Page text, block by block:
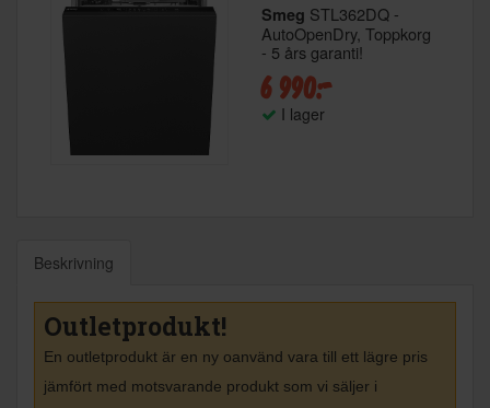
Smeg STL362DQ -
AutoOpenDry, Toppkorg
- 5 års garanti!
6 990:-
I lager
Beskrivning
Outletprodukt!
En outletprodukt är en ny oanvänd vara till ett lägre pris
jämfört med motsvarande produkt som vi säljer i